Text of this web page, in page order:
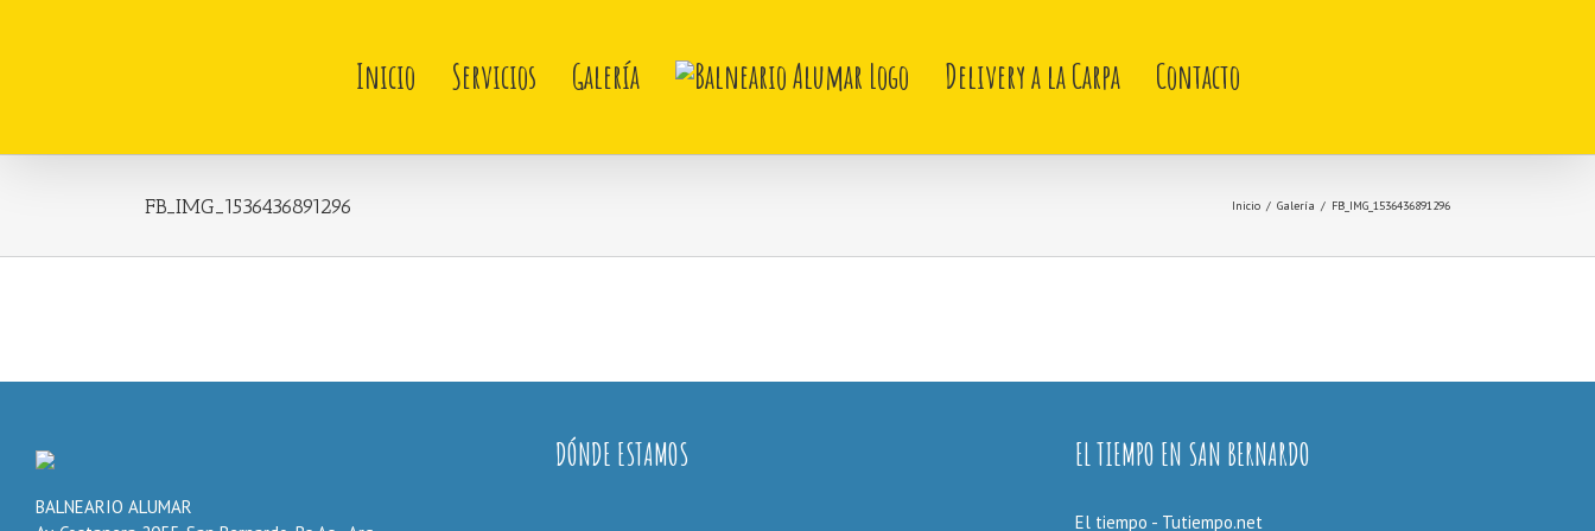
Inicio Servicios Galería Delivery a la Carpa Contacto
FB_IMG_1536436891296 Inicio / Galería / FB_IMG_1536436891296
BALNEARIO ALUMAR
DÓNDE ESTAMOS EL TIEMPO EN SAN BERNARDO
El tiempo - Tutiempo.net